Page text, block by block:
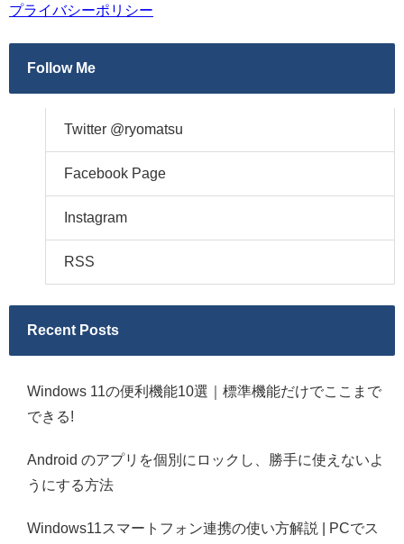
プライバシーポリシー
Follow Me
Twitter @ryomatsu
Facebook Page
Instagram
RSS
Recent Posts
Windows 11の便利機能10選｜標準機能だけでここまで
できる!
Android のアプリを個別にロックし、勝手に使えないよ
うにする方法
Windows11スマートフォン連携の使い方解説 | PCでス